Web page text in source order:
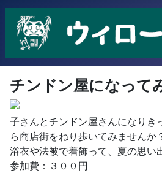
チンドン屋になって
子さんとチンドン屋さんになりき
ら商店街をねり歩いてみませんか
浴衣や法被で着飾って、夏の思い
参加費：３００円